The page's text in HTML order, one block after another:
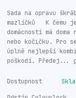
Sada na opravu
mazlíčků K čemu
domácností má
nebo kočičku. Pro
úplně nejlepší
poškodí. Předej...
Dostupnost